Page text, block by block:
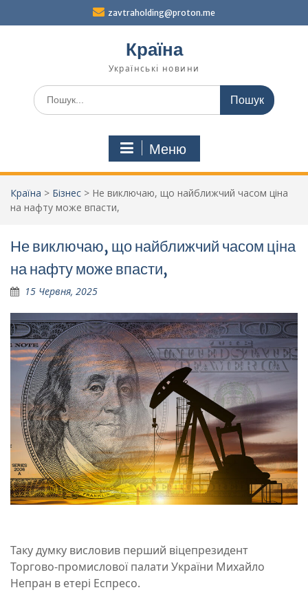
zavtraholding@proton.me
Країна
Українські новини
Шукати:
Меню
Країна > Бізнес > Не виключаю, що найближчий часом ціна
на нафту може впасти,
Не виключаю, що найближчий часом ціна
на нафту може впасти,
15 Червня, 2025
Таку думку висловив перший віцепрезидент
Торгово-промислової палати України Михайло
Непран в етері Еспресо.